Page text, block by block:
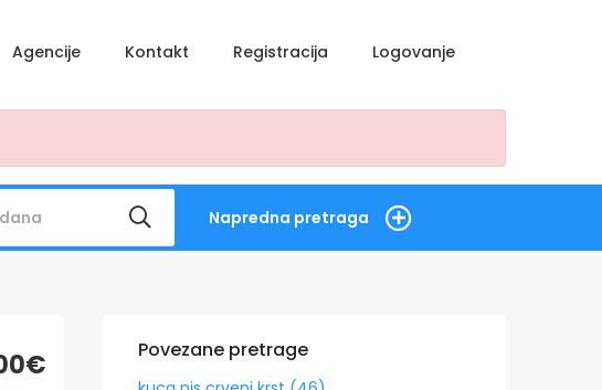
Agencije Kontakt Registracija Logovanje
Napredna pretraga
Povezane pretrage